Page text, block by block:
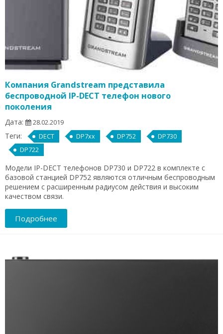
Компания Grandstream представила
беспроводной IP-DECT телефон нового
поколения
Дата: 28.02.2019
Теги: DECT DP7xx DP752
DP730
DP722
Модели IP-DECT телефонов DP730 и DP722 в комплекте с
базовой станцией DP752 являются отличным беспроводным
решением с расширенным радиусом действия и высоким
качеством связи.
Подробнее